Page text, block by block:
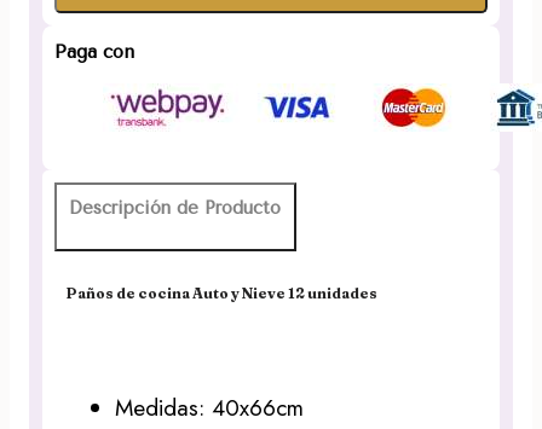
y
unidades
Paga con
Descripción de Producto
Paños de cocina Auto y Nieve 12 unidades
Medidas: 40x66cm